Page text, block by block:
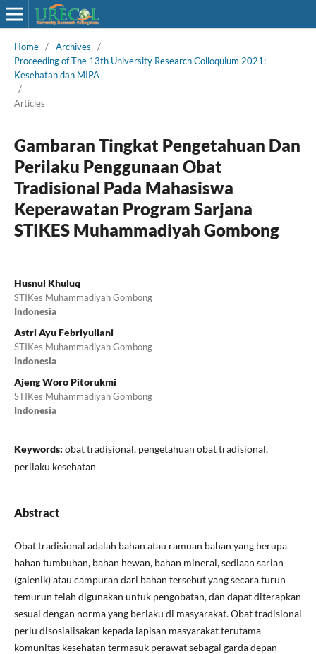
Home / Archives
/
Proceeding of The 13th University Research Colloquium 2021:
Kesehatan dan MIPA
/
Articles
Gambaran Tingkat Pengetahuan Dan
Perilaku Penggunaan Obat
Tradisional Pada Mahasiswa
Keperawatan Program Sarjana
STIKES Muhammadiyah Gombong
Husnul Khuluq
STIKes Muhammadiyah Gombong
Indonesia
Astri Ayu Febriyuliani
STIKes Muhammadiyah Gombong
Indonesia
Ajeng Woro Pitorukmi
STIKes Muhammadiyah Gombong
Indonesia
Keywords: obat tradisional, pengetahuan obat tradisional,
perilaku kesehatan
Abstract
Obat tradisional adalah bahan atau ramuan bahan yang berupa
bahan tumbuhan, bahan hewan, bahan mineral, sediaan sarian
(galenik) atau campuran dari bahan tersebut yang secara turun
temurun telah digunakan untuk pengobatan, dan dapat diterapkan
sesuai dengan norma yang berlaku di masyarakat. Obat tradisional
perlu disosialisakan kepada lapisan masyarakat terutama
komunitas kesehatan termasuk perawat sebagai garda depan